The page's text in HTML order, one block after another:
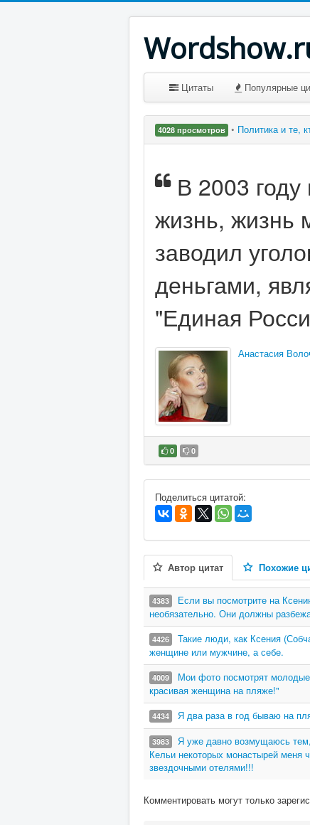
Цитаты Популярные
4028 просмотров • Политика и те,
В 2003
жизнь, жизнь
заводил
деньгами,
"Единая
Анастасия
0 0
В избранное
Поделиться цитатой:
Автор цитат Похожие
4383
Если вы посмотрите на
необязательно. Они должны
4426
Такие люди, как Ксения
женщине или мужчине, а себе.
4009
Мои фото посмотрят
красивая женщина на пляже!"
4434 Я два раза в год бываю на
3983
Я уже давно возмущаюсь
Кельи некоторых монастырей меня
звездочными отелями!!!
Комментировать могут только